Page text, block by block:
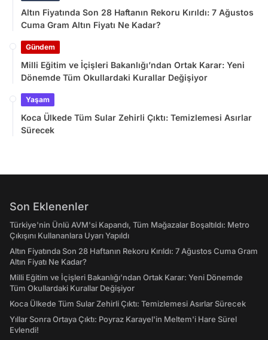
Altın Fiyatında Son 28 Haftanın Rekoru Kırıldı: 7 Ağustos
Cuma Gram Altın Fiyatı Ne Kadar?
Gündem
Milli Eğitim ve İçişleri Bakanlığı’ndan Ortak Karar: Yeni
Dönemde Tüm Okullardaki Kurallar Değişiyor
Yaşam
Koca Ülkede Tüm Sular Zehirli Çıktı: Temizlemesi Asırlar
Sürecek
Son Eklenenler
Türkiye'nin Ünlü AVM'si Kapandı, Tüm Mağazalar Boşaltıldı: Metro
Çıkışını Kullananlara Uyarı Yapıldı
Altın Fiyatında Son 28 Haftanın Rekoru Kırıldı: 7 Ağustos Cuma Gram
Altın Fiyatı Ne Kadar?
Milli Eğitim ve İçişleri Bakanlığı’ndan Ortak Karar: Yeni Dönemde
Tüm Okullardaki Kurallar Değişiyor
Koca Ülkede Tüm Sular Zehirli Çıktı: Temizlemesi Asırlar Sürecek
Yıllar Sonra Ortaya Çıktı: Poyraz Karayel'in Meltem'i Hare Sürel
Evlendi!